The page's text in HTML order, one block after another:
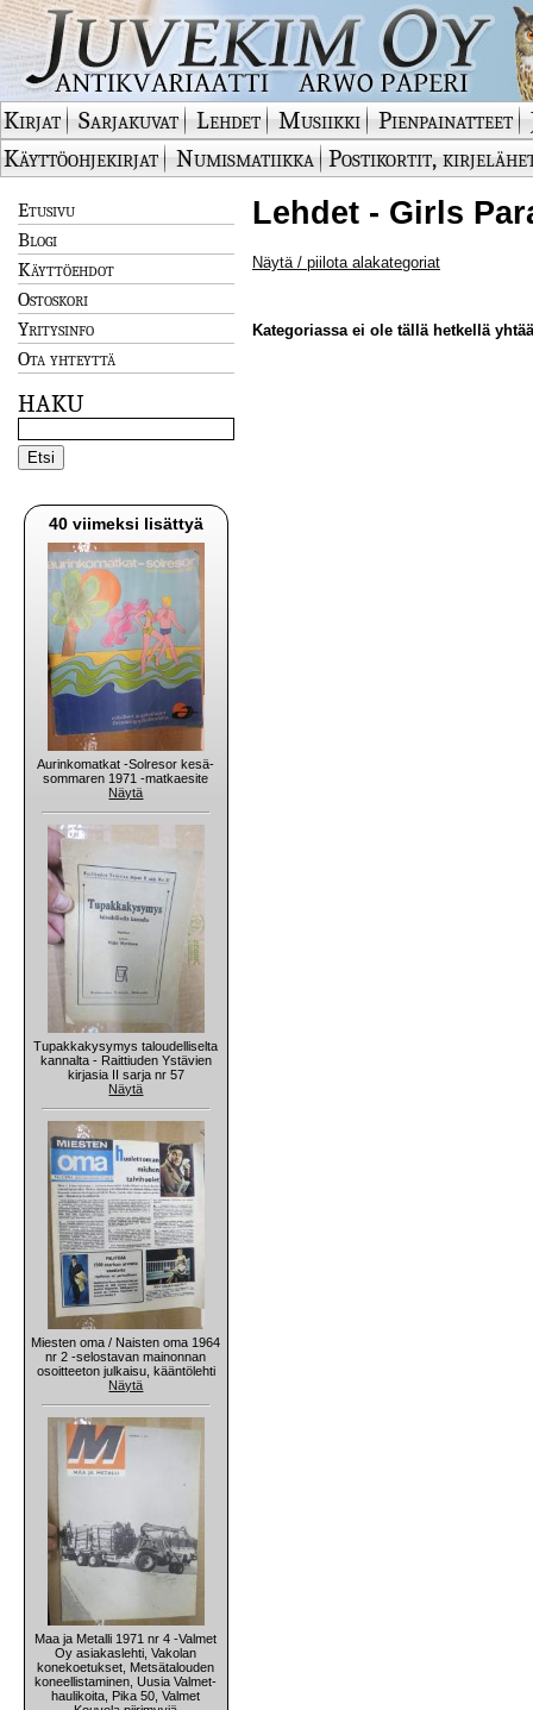
Kirjat Sarjakuvat Lehdet Musiikki Pienpainatteet
Käyttöohjekirjat
Numismatiikka Postikortit,
Etusivu
Blogi
Käyttöehdot
Ostoskori
Yritysinfo
Ota yhteyttä
HAKU
40 viimeksi lisättyä
Aurinkomatkat -Solresor kesä-
sommaren 1971 -matkaesite
Näytä
Tupakkakysymys taloudelliselta
kannalta - Raittiuden Ystävien
kirjasia II sarja nr 57
Näytä
Miesten oma / Naisten oma 1964
nr 2 -selostavan mainonnan
osoitteeton julkaisu, kääntölehti
Näytä
Maa ja Metalli 1971 nr 4 -Valmet
Oy asiakaslehti, Vakolan
konekoetukset, Metsätalouden
koneellistaminen, Uusia Valmet-
haulikoita, Pika 50, Valmet
Lehdet - Girls
Näytä / piilota alakategoriat
Kategoriassa ei ole tällä hetkellä